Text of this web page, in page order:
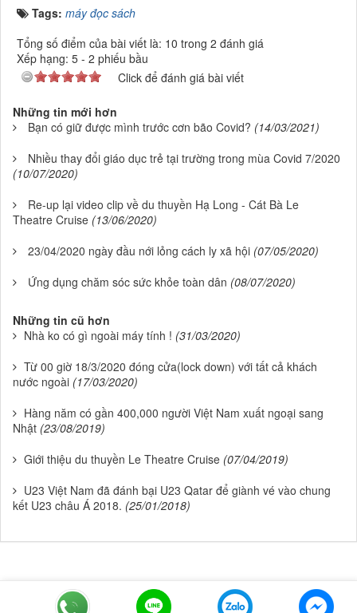
Tags: máy đọc sách
Tổng số điểm của bài viết là: 10 trong 2 đánh giá
Xếp hạng: 5 - 2 phiếu bầu
Click để đánh giá bài viết
Những tin mới hơn
Bạn có giữ được mình trước cơn bão Covid? (14/03/2021)
Nhiều thay đổi giáo dục trẻ tại trường trong mùa Covid 7/2020
(10/07/2020)
Re-up lại video clip về du thuyền Hạ Long - Cát Bà Le
Theatre Cruise (13/06/2020)
23/04/2020 ngày đầu nới lỏng cách ly xã hội (07/05/2020)
Ứng dụng chăm sóc sức khỏe toàn dân (08/07/2020)
Những tin cũ hơn
Nhà ko có gì ngoài máy tính ! (31/03/2020)
Từ 00 giờ 18/3/2020 đóng cửa(lock down) với tất cả khách
nước ngoài (17/03/2020)
Hàng năm có gần 400,000 người Việt Nam xuất ngoại sang
Nhật (23/08/2019)
Giới thiệu du thuyền Le Theatre Cruise (07/04/2019)
U23 Việt Nam đã đánh bại U23 Qatar để giành vé vào chung
kết U23 châu Á 2018. (25/01/2018)